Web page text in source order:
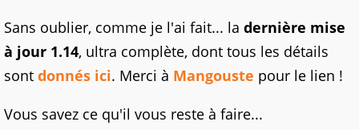
Sans oublier, comme je l'ai fait... la dernière mise
à jour 1.14, ultra complète, dont tous les détails
sont donnés ici. Merci à Mangouste pour le lien !
Vous savez ce qu'il vous reste à faire...